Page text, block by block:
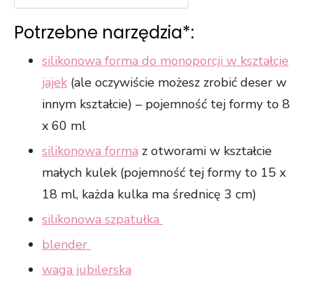
Potrzebne narzędzia*:
silikonowa forma do monoporcji w kształcie
jajek (ale oczywiście możesz zrobić deser w
innym kształcie) – pojemność tej formy to 8
x 60 ml
silikonowa forma z otworami w kształcie
małych kulek (pojemność tej formy to 15 x
18 ml, każda kulka ma średnicę 3 cm)
silikonowa szpatułka
blender
waga jubilerska